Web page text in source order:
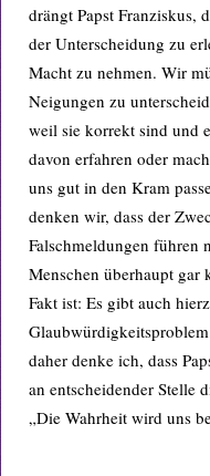
drängt Papst Franziskus,
der Unterscheidung zu
Macht zu nehmen. Wir
Neigungen zu
weil sie korrekt sind und
davon erfahren oder
uns gut in den Kram
denken wir, dass der
Falschmeldungen führen
Menschen überhaupt gar
Fakt ist: Es gibt auch
daher denke ich, dass
an entscheidender Stelle
„Die Wahrheit wird uns